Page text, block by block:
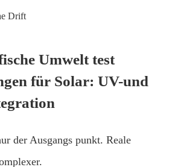
Drift
Umwelt test
für Solar: UV-und
der Ausgangs punkt. Reale